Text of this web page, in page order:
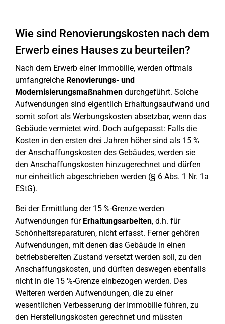
Wie sind Renovierungskosten nach dem
Erwerb eines Hauses zu beurteilen?
Nach dem Erwerb einer Immobilie, werden oftmals
umfangreiche Renovierungs- und
Modernisierungsmaßnahmen durchgeführt. Solche
Aufwendungen sind eigentlich Erhaltungsaufwand und
somit sofort als Werbungskosten absetzbar, wenn das
Gebäude vermietet wird. Doch aufgepasst: Falls die
Kosten in den ersten drei Jahren höher sind als 15 %
der Anschaffungskosten des Gebäudes, werden sie
den Anschaffungskosten hinzugerechnet und dürfen
nur einheitlich abgeschrieben werden (§ 6 Abs. 1 Nr. 1a
EStG).
Bei der Ermittlung der 15 %-Grenze werden
Aufwendungen für Erhaltungsarbeiten, d.h. für
Schönheitsreparaturen, nicht erfasst. Ferner gehören
Aufwendungen, mit denen das Gebäude in einen
betriebsbereiten Zustand versetzt werden soll, zu den
Anschaffungskosten, und dürften deswegen ebenfalls
nicht in die 15 %-Grenze einbezogen werden. Des
Weiteren werden Aufwendungen, die zu einer
wesentlichen Verbesserung der Immobilie führen, zu
den Herstellungskosten gerechnet und müssten